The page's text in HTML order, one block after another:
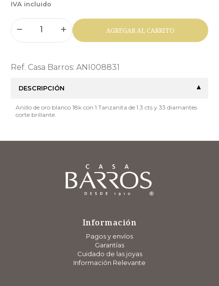
IVA incluido
AGREGAR AL CARRITO
Ref. Casa Barros: ANI008831
DESCRIPCIÓN
Anillo de oro blanco 18k con 1 Tanzanita de 1.3 cts y 33 diamantes
corte brillante.
Información
Pagos y envíos
Garantías
Cuidado de las joyas
Información Relevante